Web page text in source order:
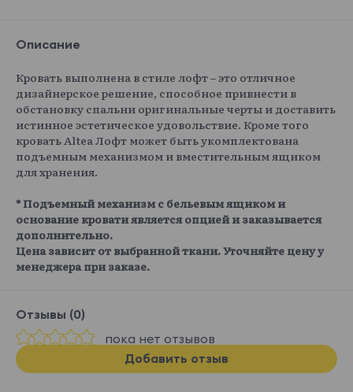
Описание
Кровать выполнена в стиле лофт – это отличное
дизайнерское решение, способное привнести в
обстановку спальни оригинальные черты и доставить
истинное эстетическое удовольствие. Кроме того
кровать Altea Лофт может быть укомплектована
подъемным механизмом и вместительным ящиком
для хранения.
* Подъемный механизм с бельевым ящиком и
основание кровати является опцией и заказывается
дополнительно.
Цена зависит от выбранной ткани. Уточняйте цену у
менеджера при заказе.
Отзывы (0)
пока нет отзывов
Добавить отзыв